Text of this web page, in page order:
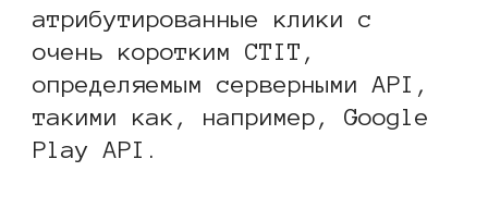
атрибутированные клики с
очень коротким CTIT,
определяемым серверными API,
такими как, например, Google
Play API.